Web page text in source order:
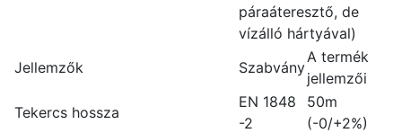
páraáteresztő, de
vízálló hártyával)
Jellemzők
Szabvány
A termék
jellemzői
Tekercs hossza
EN 1848
-2
50m
(-0/+2%)